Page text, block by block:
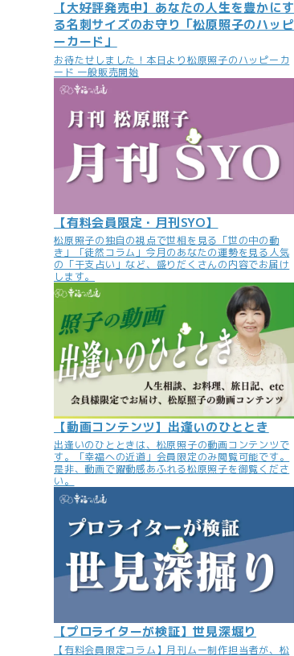
【大好評発売中】あなたの人生を豊かにす
る名刺サイズのお守り「松原照子のハッピ
ーカード」
お待たせしました！本日より松原照子のハッピーカ
ード 一般販売開始
【有料会員限定・月刊SYO】
松原照子の独自の視点で世相を見る「世の中の動
き」「徒然コラム」今月のあなたの運勢を見る人気
の「干支占い」など、盛りだくさんの内容でお届け
します。
【動画コンテンツ】出逢いのひととき
出逢いのひとときは、松原照子の動画コンテンツで
す。「幸福への近道」会員限定のみ閲覧可能です。
是非、動画で躍動感あふれる松原照子を御覧くださ
い。
【プロライターが検証】世見深堀り
【有料会員限定コラム】月刊ムー制作担当者が、松